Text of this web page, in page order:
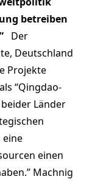
betreiben
Der
Deutschland
Projekte
“Qingdao-
Länder
eine
einen
Machnig